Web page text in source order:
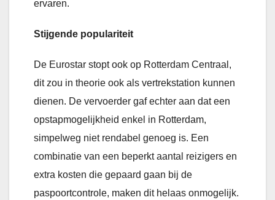
ervaren.
Stijgende populariteit
De Eurostar stopt ook op Rotterdam Centraal,
dit zou in theorie ook als vertrekstation kunnen
dienen. De vervoerder gaf echter aan dat een
opstapmogelijkheid enkel in Rotterdam,
simpelweg niet rendabel genoeg is. Een
combinatie van een beperkt aantal reizigers en
extra kosten die gepaard gaan bij de
paspoortcontrole, maken dit helaas onmogelijk.